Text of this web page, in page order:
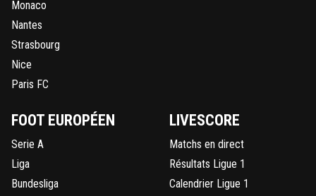
Monaco
Nantes
Strasbourg
Nice
Paris FC
FOOT EUROPÉEN
Serie A
Liga
Bundesliga
LIVESCORE
Matchs en direct
Résultats Ligue 1
Calendrier Ligue 1